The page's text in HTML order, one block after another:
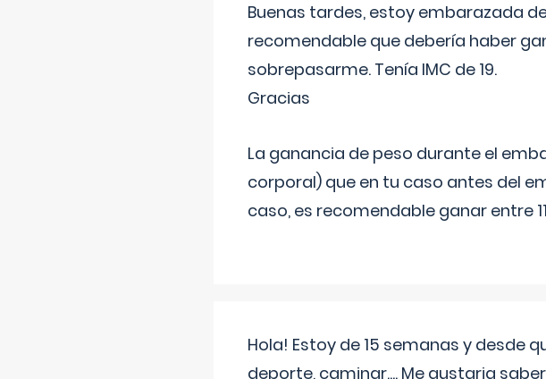
Buenas tardes, estoy embarazada
recomendable que debería haber
sobrepasarme. Tenía IMC de 19.
Gracias
La ganancia de peso durante el
corporal) que en tu caso antes del
caso, es recomendable ganar entre
Hola! Estoy de 15 semanas y desde
deporte, caminar.... Me gustaria